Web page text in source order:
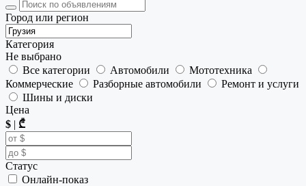
Город или регион
Категория
Не выбрано
Все категории
Автомобили
Мототехника
Коммерческие
Разборные автомобили
Ремонт и услуги
Шины и диски
Цена
$ | ₾
Статус
Онлайн-показ